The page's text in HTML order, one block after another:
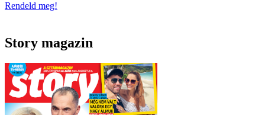
Rendeld meg!
Story magazin